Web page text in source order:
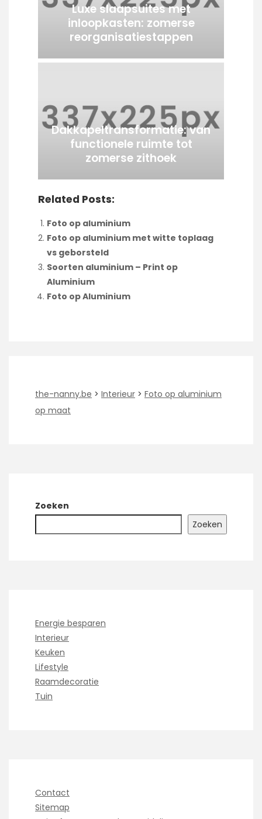
Luxe slaapsuites met
inloopkasten: zomerse
reorganisatiestappen
Dakkapeltransformatie: van
functionele ruimte tot
zomerse zithoek
Related Posts:
Foto op aluminium
Foto op aluminium met witte toplaag
vs geborsteld
Soorten aluminium – Print op
Aluminium
Foto op Aluminium
the-nanny.be > Interieur > Foto op aluminium
op maat
Zoeken
Zoeken
Energie besparen
Interieur
Keuken
Lifestyle
Raamdecoratie
Tuin
Contact
Sitemap